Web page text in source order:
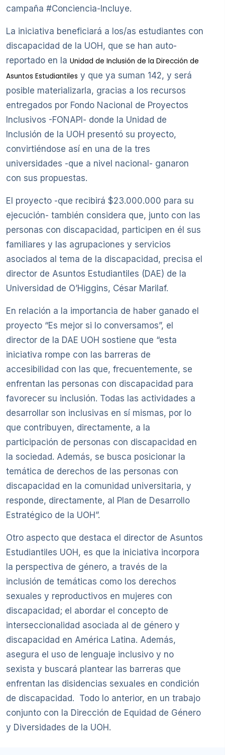
campaña #Conciencia-Incluye.
La iniciativa beneficiará a los/as estudiantes con
discapacidad de la UOH, que se han auto-
reportado en la Unidad de Inclusión de la Dirección de
Asuntos Estudiantiles y que ya suman 142, y será
posible materializarla, gracias a los recursos
entregados por Fondo Nacional de Proyectos
Inclusivos -FONAPI- donde la Unidad de
Inclusión de la UOH presentó su proyecto,
convirtiéndose así en una de la tres
universidades -que a nivel nacional- ganaron
con sus propuestas.
El proyecto -que recibirá $23.000.000 para su
ejecución- también considera que, junto con las
personas con discapacidad, participen en él sus
familiares y las agrupaciones y servicios
asociados al tema de la discapacidad, precisa el
director de Asuntos Estudiantiles (DAE) de la
Universidad de O’Higgins, César Marilaf.
En relación a la importancia de haber ganado el
proyecto “Es mejor si lo conversamos”, el
director de la DAE UOH sostiene que “esta
iniciativa rompe con las barreras de
accesibilidad con las que, frecuentemente, se
enfrentan las personas con discapacidad para
favorecer su inclusión. Todas las actividades a
desarrollar son inclusivas en sí mismas, por lo
que contribuyen, directamente, a la
participación de personas con discapacidad en
la sociedad. Además, se busca posicionar la
temática de derechos de las personas con
discapacidad en la comunidad universitaria, y
responde, directamente, al Plan de Desarrollo
Estratégico de la UOH”.
Otro aspecto que destaca el director de Asuntos
Estudiantiles UOH, es que la iniciativa incorpora
la perspectiva de género, a través de la
inclusión de temáticas como los derechos
sexuales y reproductivos en mujeres con
discapacidad; el abordar el concepto de
interseccionalidad asociada al de género y
discapacidad en América Latina. Además,
asegura el uso de lenguaje inclusivo y no
sexista y buscará plantear las barreras que
enfrentan las disidencias sexuales en condición
de discapacidad. Todo lo anterior, en un trabajo
conjunto con la Dirección de Equidad de Género
y Diversidades de la UOH.